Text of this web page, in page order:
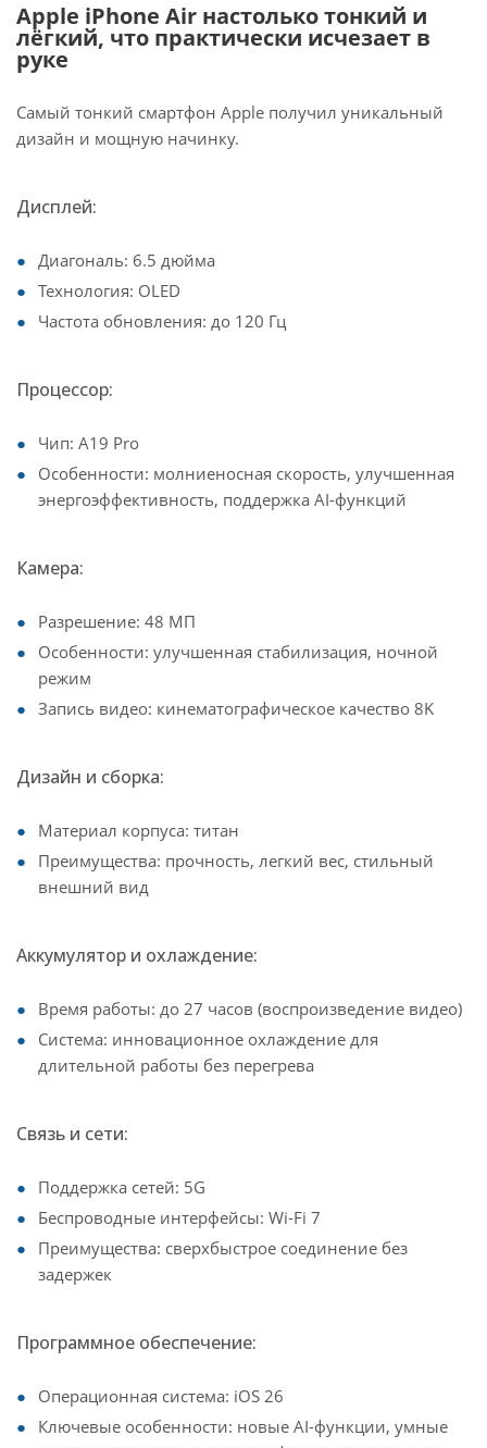
Apple iPhone Air настолько тонкий и
лёгкий, что практически исчезает в
руке
Самый тонкий смартфон Apple получил уникальный
дизайн и мощную начинку.
Дисплей:
Диагональ: 6.5 дюйма
Технология: OLED
Частота обновления: до 120 Гц
Процессор:
Чип: A19 Pro
Особенности: молниеносная скорость, улучшенная
энергоэффективность, поддержка AI-функций
Камера:
Разрешение: 48 МП
Особенности: улучшенная стабилизация, ночной
режим
Запись видео: кинематографическое качество 8K
Дизайн и сборка:
Материал корпуса: титан
Преимущества: прочность, легкий вес, стильный
внешний вид
Аккумулятор и охлаждение:
Время работы: до 27 часов (воспроизведение видео)
Система: инновационное охлаждение для
длительной работы без перегрева
Связь и сети:
Поддержка сетей: 5G
Беспроводные интерфейсы: Wi-Fi 7
Преимущества: сверхбыстрое соединение без
задержек
Программное обеспечение:
Операционная система: iOS 26
Ключевые особенности: новые AI-функции, умные